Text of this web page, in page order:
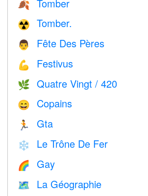
🍂 Tomber
☢️ Tomber.
👨 Fête Des Pères
💪 Festivus
🌿 Quatre Vingt / 420
😄 Copains
🏃 Gta
❄️ Le Trône De Fer
🌈 Gay
🗺 La Géographie